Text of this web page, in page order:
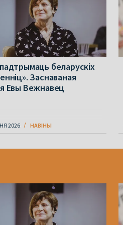
беларускіх
Заснаваная
Евы Вежнавец
2026 НАВІНЫ